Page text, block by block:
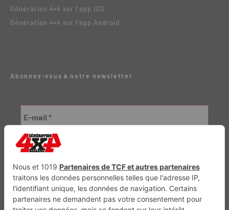
Génération 4×4 sur l’app IOS
Génération 4×4 sur l’app Android
Abonnez-vous à notre newsletter